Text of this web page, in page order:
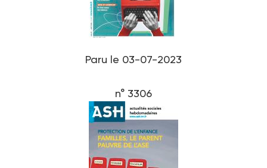
Paru le 03-07-2023
n° 3306